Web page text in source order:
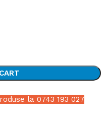
la 0743 193 027